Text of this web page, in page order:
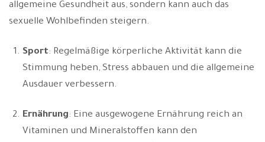
allgemeine Gesundheit aus, sondern kann auch das
sexuelle Wohlbefinden steigern.
Sport: Regelmäßige körperliche Aktivität kann die
Stimmung heben, Stress abbauen und die allgemeine
Ausdauer verbessern.
Ernährung: Eine ausgewogene Ernährung reich an
Vitaminen und Mineralstoffen kann den